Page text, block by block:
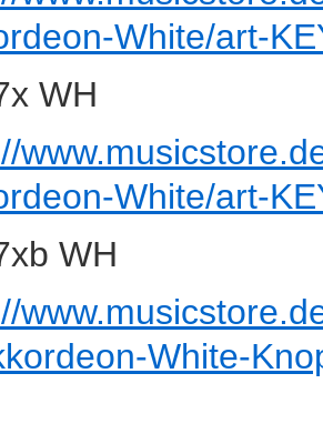
White/art-
WH
White/art-
WH
White-